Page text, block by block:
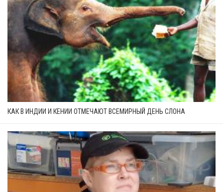
КАК В ИНДИИ И КЕНИИ ОТМЕЧАЮТ ВСЕМИРНЫЙ ДЕНЬ СЛОНА